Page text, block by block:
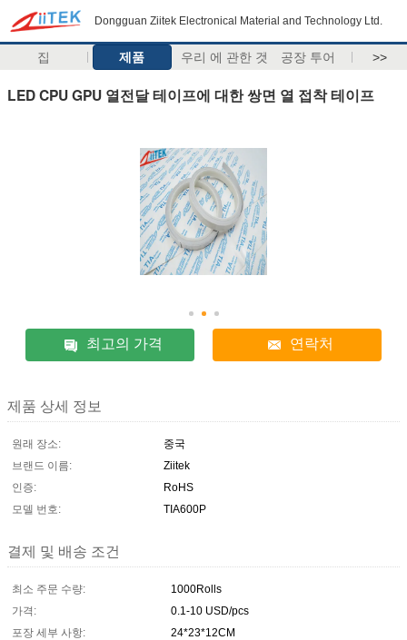
Dongguan Ziitek Electronical Material and Technology Ltd.
집 제품 우리 에 관한 것 공장 투어 >>
LED CPU GPU 열전달 테이프에 대한 쌍면 열 접착 테이프
최고의 가격 연락처
제품 상세 정보
원래 장소:
중국
브랜드 이름:
Ziitek
인증:
RoHS
모델 번호:
TIA600P
결제 및 배송 조건
최소 주문 수량:
1000Rolls
가격:
0.1-10 USD/pcs
포장 세부 사항:
24*23*12CM